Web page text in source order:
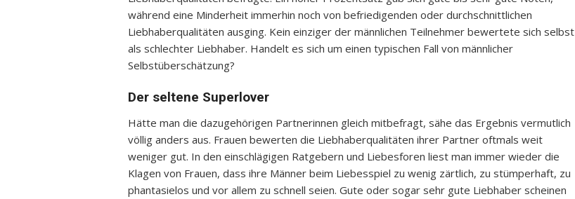
während eine Minderheit immerhin noch von befriedigenden oder durchschnittlichen
Liebhaberqualitäten ausging. Kein einziger der männlichen Teilnehmer bewertete sich selbst
als schlechter Liebhaber. Handelt es sich um einen typischen Fall von männlicher
Selbstüberschätzung?
Der seltene Superlover
Hätte man die dazugehörigen Partnerinnen gleich mitbefragt, sähe das Ergebnis vermutlich
völlig anders aus. Frauen bewerten die Liebhaberqualitäten ihrer Partner oftmals weit
weniger gut. In den einschlägigen Ratgebern und Liebesforen liest man immer wieder die
Klagen von Frauen, dass ihre Männer beim Liebesspiel zu wenig zärtlich, zu stümperhaft, zu
phantasielos und vor allem zu schnell seien. Gute oder sogar sehr gute Liebhaber scheinen